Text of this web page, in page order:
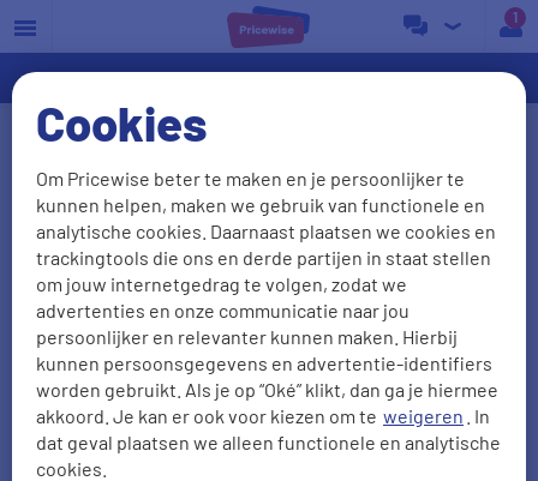
Cookies
Om Pricewise beter te maken en je persoonlijker te
kunnen helpen, maken we gebruik van functionele en
analytische cookies. Daarnaast plaatsen we cookies en
trackingtools die ons en derde partijen in staat stellen
om jouw internetgedrag te volgen, zodat we
advertenties en onze communicatie naar jou
persoonlijker en relevanter kunnen maken. Hierbij
kunnen persoonsgegevens en advertentie-identifiers
worden gebruikt. Als je op “Oké” klikt, dan ga je hiermee
akkoord. Je kan er ook voor kiezen om te weigeren . In
dat geval plaatsen we alleen functionele en analytische
cookies.
a
overstappers vergelijken
We waarderen het als onze klanten vertellen wat ze
van ons vinden. Het liefst zien we natuurlijk dat je
tevreden bent, maar ook kritiek is welkom: daar
leren we van! Zo kunnen we je in de toekomst
alleen maar beter van dienst zijn. Hieronder lees je
38011ervaringen metonze energievergelijker.